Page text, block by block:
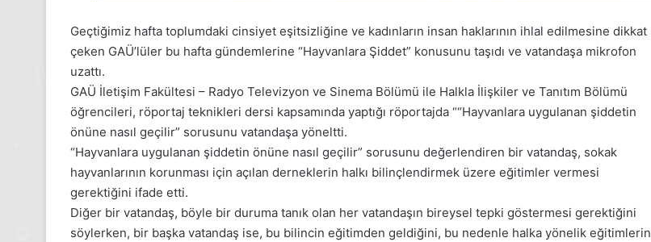
Geçtiğimiz hafta toplumdaki cinsiyet eşitsizliğine ve kadınların insan haklarının ihlal edilmesine dikkat
çeken GAÜ’lüler bu hafta gündemlerine “Hayvanlara Şiddet” konusunu taşıdı ve vatandaşa mikrofon
uzattı.
GAÜ İletişim Fakültesi – Radyo Televizyon ve Sinema Bölümü ile Halkla İlişkiler ve Tanıtım Bölümü
öğrencileri, röportaj teknikleri dersi kapsamında yaptığı röportajda ““Hayvanlara uygulanan şiddetin
önüne nasıl geçilir” sorusunu vatandaşa yöneltti.
“Hayvanlara uygulanan şiddetin önüne nasıl geçilir” sorusunu değerlendiren bir vatandaş, sokak
hayvanlarının korunması için açılan derneklerin halkı bilinçlendirmek üzere eğitimler vermesi
gerektiğini ifade etti.
Diğer bir vatandaş, böyle bir duruma tanık olan her vatandaşın bireysel tepki göstermesi gerektiğini
söylerken, bir başka vatandaş ise, bu bilincin eğitimden geldiğini, bu nedenle halka yönelik eğitimlerin